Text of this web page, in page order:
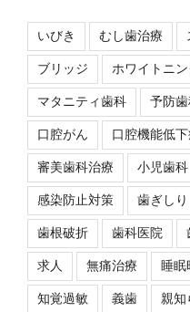
いびき むし歯治療
ブリッジ ホワイトニ
マタニティ歯科 予防
口腔がん 口腔機能低下
審美歯科治療 小児歯科
感染防止対策 歯ぎしり
歯根破折 歯科医院
求人 無痛治療 睡眠
知覚過敏 義歯 親知